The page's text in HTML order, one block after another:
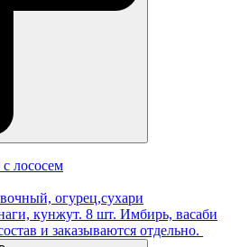
лососем
огурец,сухари
кунжут. 8 шт. Имбирь, васаби
и заказываются отдельно.